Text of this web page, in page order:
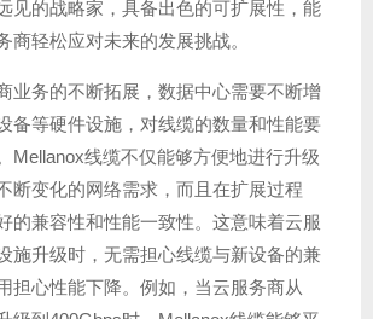
见的战略家，具备出色的可扩展性，能
商轻松应对未来的发展挑战。
业务的不断拓展，数据中心需要不断增
备等硬件设施，对线缆的数量和性能要
Mellanox线缆不仅能够方便地进行升级
断变化的网络需求，而且在扩展过程
的兼容性和性能一致性。这意味着云服
施升级时，无需担心线缆与新设备的兼
担心性能下降。例如，当云服务商从